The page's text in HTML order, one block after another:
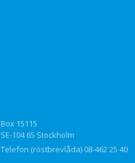
Box 15115
SE-104 65 Stockholm
Telefon (röstbrevlåda) 08-462 25 40